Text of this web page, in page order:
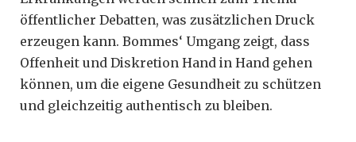
öffentlicher Debatten, was zusätzlichen Druck
erzeugen kann. Bommes‘ Umgang zeigt, dass
Offenheit und Diskretion Hand in Hand gehen
können, um die eigene Gesundheit zu schützen
und gleichzeitig authentisch zu bleiben.